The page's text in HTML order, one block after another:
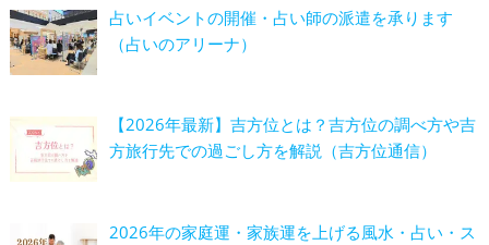
占いイベントの開催・占い師の派遣を承ります
（占いのアリーナ）
【2026年最新】吉方位とは？吉方位の調べ方や吉
方旅行先での過ごし方を解説（吉方位通信）
2026年の家庭運・家族運を上げる風水・占い・ス